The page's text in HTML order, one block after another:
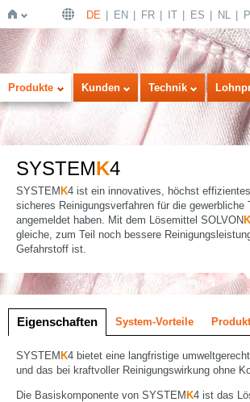
Startseite
DE EN FR IT ES NL
Produkte Kunden Technik
SYSTEMK4
SYSTEM K4 ist ein innovatives, höchst
sicheres Reinigungsverfahren für die
angemeldet haben. Mit dem Lösemittel SOLVON K
gleiche, zum Teil noch bessere
Gefahrstoff ist.
Eigenschaften System-Vorteile
SYSTEM K4 bietet eine langfristige
und das bei kraftvoller Reinigungswirkung ohne
Die Basiskomponente von SYSTEM K4 ist das